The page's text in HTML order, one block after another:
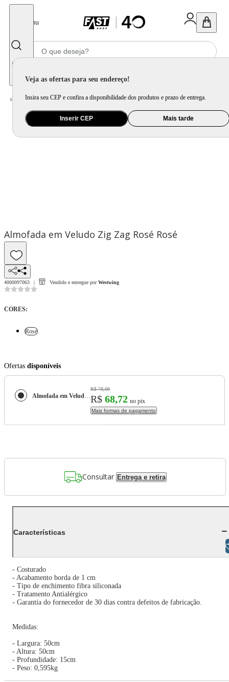
Menu
Veja as ofertas para seu endereço!
Insira seu CEP e confira a disponibilidade dos produtos e prazo de entrega.
Inserir CEP Mais tarde
Home Móveis e Decoração / Decoração / Almofada / Almofada em Veludo Zig Zag Rosé
Almofada em Veludo Zig Zag Rosé Rosé
4000097063 Vendido e entregue por Westwing
CORES:
Rosé
Ofertas disponíveis
Almofada em Veludo Zig Zag Rosé
R$ 78,09
R$ 68,72 no pix
Mais formas de pagamento
Consultar Entrega e retira
Características
- Costurado
- Acabamento borda de 1 cm
- Tipo de enchimento fibra siliconada
- Tratamento Antialérgico
- Garantia do fornecedor de 30 dias contra defeitos de fabricação.
Medidas:
- Largura: 50cm
- Altura: 50cm
- Profundidade: 15cm
- Peso: 0,595kg